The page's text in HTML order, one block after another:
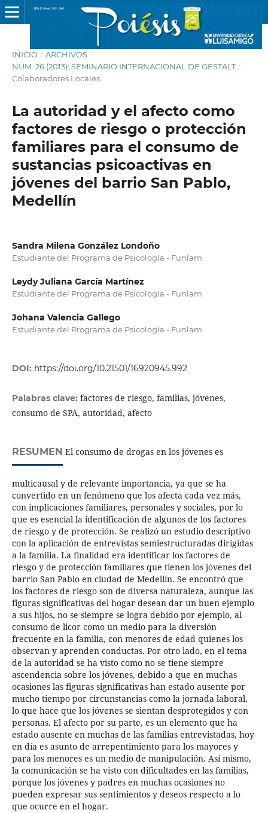
INICIO / ARCHIVOS /
NÚM. 26 (2013): SEMINARIO INTERNACIONAL DE GESTALT /
Colaboradores Locales
La autoridad y el afecto como
factores de riesgo o protección
familiares para el consumo de
sustancias psicoactivas en
jóvenes del barrio San Pablo,
Medellín
Sandra Milena González Londoño
Estudiante del Programa de Psicología - Funlam
Leydy Juliana García Martínez
Estudiante del Programa de Psicología - Funlam
Johana Valencia Gallego
Estudiante del Programa de Psicología - Funlam
DOI: https://doi.org/10.21501/16920945.992
Palabras clave: factores de riesgo, familias, jóvenes,
consumo de SPA, autoridad, afecto
RESUMEN El consumo de drogas en los jóvenes es
multicausal y de relevante importancia, ya que se ha
convertido en un fenómeno que los afecta cada vez más,
con implicaciones familiares, personales y sociales, por lo
que es esencial la identificación de algunos de los factores
de riesgo y de protección. Se realizó un estudio descriptivo
con la aplicación de entrevistas semiestructuradas dirigidas
a la familia. La finalidad era identificar los factores de
riesgo y de protección familiares que tienen los jóvenes del
barrio San Pablo en ciudad de Medellín. Se encontró que
los factores de riesgo son de diversa naturaleza, aunque las
figuras significativas del hogar desean dar un buen ejemplo
a sus hijos, no se siempre se logra debido por ejemplo, al
consumo de licor como un medio para la diversión
frecuente en la familia, con menores de edad quienes los
observan y aprenden conductas. Por otro lado, en el tema
de la autoridad se ha visto como no se tiene siempre
ascendencia sobre los jóvenes, debido a que en muchas
ocasiones las figuras significativas han estado ausente por
mucho tiempo por circunstancias como la jornada laboral,
lo que hace que los jóvenes se sientan desprotegidos y con
personas. El afecto por su parte, es un elemento que ha
estado ausente en muchas de las familias entrevistadas, hoy
en día es asunto de arrepentimiento para los mayores y
para los menores es un medio de manipulación. Así mismo,
la comunicación se ha visto con dificultades en las familias,
porque los jóvenes y padres en muchas ocasiones no
pueden expresar sus sentimientos y deseos respecto a lo
que ocurre en el hogar.